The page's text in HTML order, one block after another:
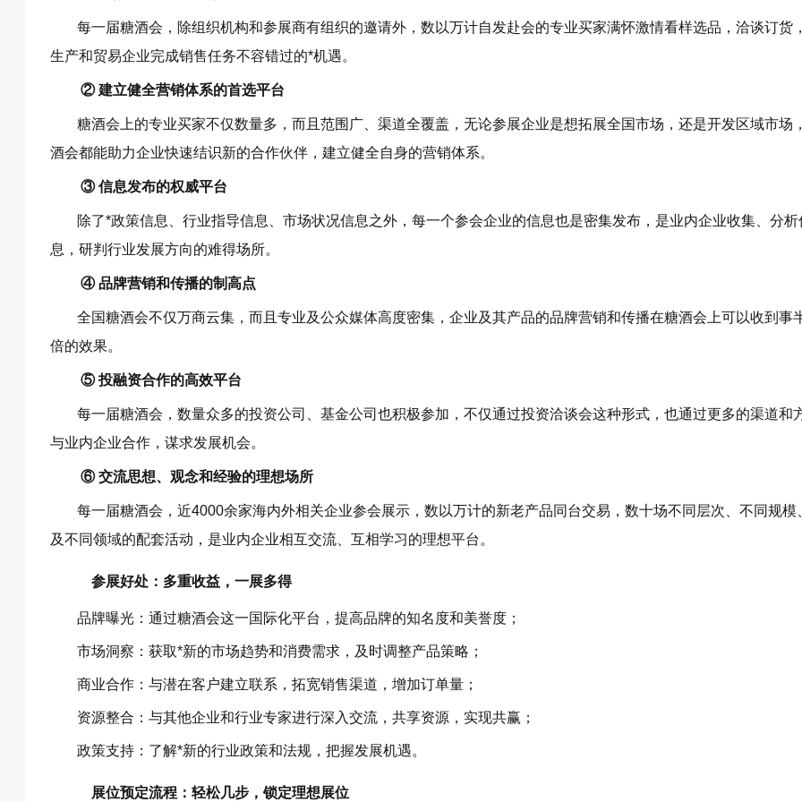
每一届糖酒会，除组织机构和参展商有组织的邀请外，数以万计自发赴会的专业买家满怀激情看样选品，洽谈订货
生产和贸易企业完成销售任务不容错过的*机遇。
② 建立健全营销体系的首选平台
糖酒会上的专业买家不仅数量多，而且范围广、渠道全覆盖，无论参展企业是想拓展全国市场，还是开发区域市场
酒会都能助力企业快速结识新的合作伙伴，建立健全自身的营销体系。
③ 信息发布的权威平台
除了*政策信息、行业指导信息、市场状况信息之外，每一个参会企业的信息也是密集发布，是业内企业收集、分析
息，研判行业发展方向的难得场所。
④ 品牌营销和传播的制高点
全国糖酒会不仅万商云集，而且专业及公众媒体高度密集，企业及其产品的品牌营销和传播在糖酒会上可以收到事
倍的效果。
⑤ 投融资合作的高效平台
每一届糖酒会，数量众多的投资公司、基金公司也积极参加，不仅通过投资洽谈会这种形式，也通过更多的渠道和
与业内企业合作，谋求发展机会。
⑥ 交流思想、观念和经验的理想场所
每一届糖酒会，近4000余家海内外相关企业参会展示，数以万计的新老产品同台交易，数十场不同层次、不同规模
及不同领域的配套活动，是业内企业相互交流、互相学习的理想平台。
参展好处：多重收益，一展多得
品牌曝光：通过糖酒会这一国际化平台，提高品牌的知名度和美誉度；
市场洞察：获取*新的市场趋势和消费需求，及时调整产品策略；
商业合作：与潜在客户建立联系，拓宽销售渠道，增加订单量；
资源整合：与其他企业和行业专家进行深入交流，共享资源，实现共赢；
政策支持：了解*新的行业政策和法规，把握发展机遇。
展位预定流程：轻松几步，锁定理想展位